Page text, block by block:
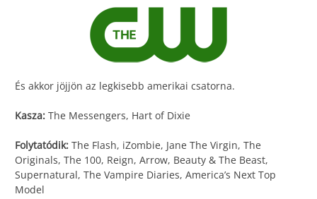
És akkor jöjjön az legkisebb amerikai csatorna.
Kasza: The Messengers, Hart of Dixie
Folytatódik: The Flash, iZombie, Jane The Virgin, The
Originals, The 100, Reign, Arrow, Beauty & The Beast,
Supernatural, The Vampire Diaries, America’s Next Top
Model